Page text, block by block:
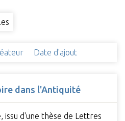
Date d'ajout
dans l'Antiquité
issu d'une thèse de Lettres